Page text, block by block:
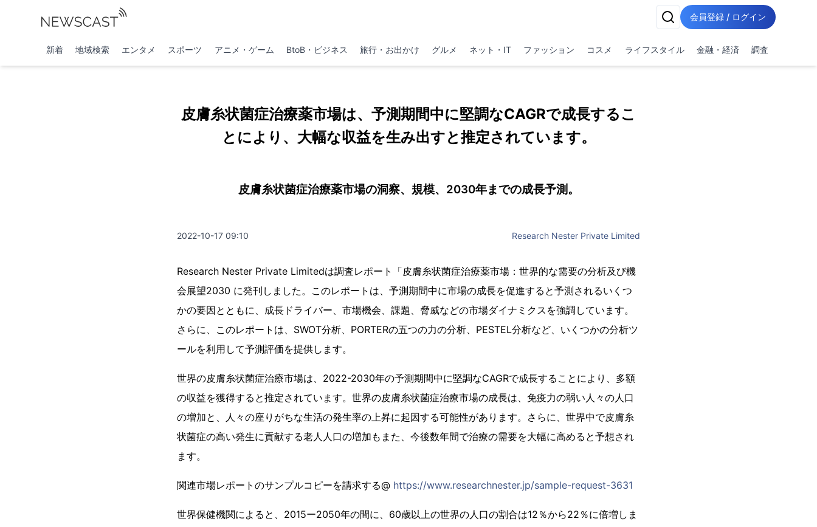
会員登録 / ログイン
新着 地域検索 エンタメ スポーツ アニメ・ゲーム BtoB・ビジネス 旅行・お出かけ グルメ ネット・IT ファッション コスメ ライフスタイル 金融・経済 調査
皮膚糸状菌症治療薬市場は、予測期間中に堅調なCAGRで成長するこ
とにより、大幅な収益を生み出すと推定されています。
皮膚糸状菌症治療薬市場の洞察、規模、2030年までの成長予測。
2022-10-17 09:10 Research Nester Private Limited
Research Nester Private Limitedは調査レポート「皮膚糸状菌症治療薬市場：世界的な需要の分析及び機
会展望2030 に発刊しました。このレポートは、予測期間中に市場の成長を促進すると予測されるいくつ
かの要因とともに、成長ドライバー、市場機会、課題、脅威などの市場ダイナミクスを強調しています。
さらに、このレポートは、SWOT分析、PORTERの五つの力の分析、PESTEL分析など、いくつかの分析ツ
ールを利用して予測評価を提供します。
世界の皮膚糸状菌症治療市場は、2022-2030年の予測期間中に堅調なCAGRで成長することにより、多額
の収益を獲得すると推定されています。世界の皮膚糸状菌症治療市場の成長は、免疫力の弱い人々の人口
の増加と、人々の座りがちな生活の発生率の上昇に起因する可能性があります。さらに、世界中で皮膚糸
状菌症の高い発生に貢献する老人人口の増加もまた、今後数年間で治療の需要を大幅に高めると予想され
ます。
関連市場レポートのサンプルコピーを請求する@ https://www.researchnester.jp/sample-request-3631
世界保健機関によると、2015ー2050年の間に、60歳以上の世界の人口の割合は12％から22％に倍増しま